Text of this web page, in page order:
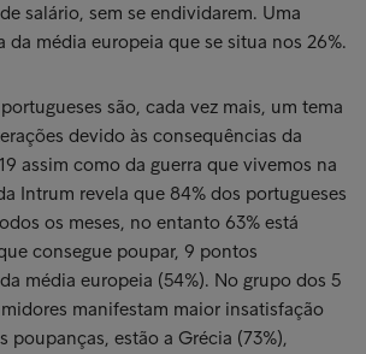
salário, sem se endividarem. Uma
da média europeia que se situa nos 26%.
são, cada vez mais, um tema
devido às consequências da
assim como da guerra que vivemos na
Intrum revela que 84% dos portugueses
os meses, no entanto 63% está
consegue poupar, 9 pontos
média europeia (54%). No grupo dos 5
manifestam maior insatisfação
poupanças, estão a Grécia (73%),